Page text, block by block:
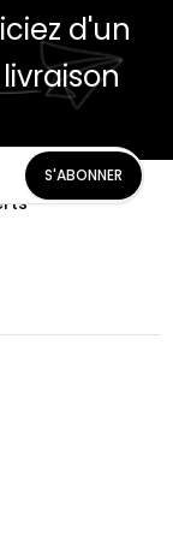
d'un
S'ABONNER